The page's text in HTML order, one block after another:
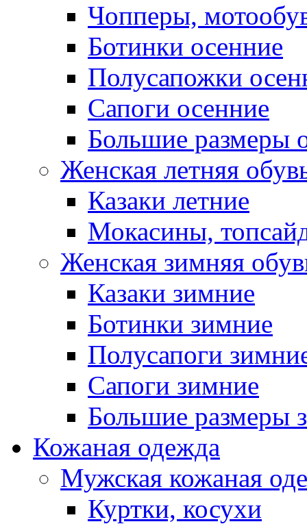
Чопперы,
Ботинки осенние
Полусапожки
Сапоги осенние
Большие размеры
Женская летняя
Казаки летние
Мокасины,
Женская зимняя
Казаки зимние
Ботинки зимние
Полусапоги
Сапоги зимние
Большие размеры
Кожаная одежда
Мужская кожаная
Куртки, косухи